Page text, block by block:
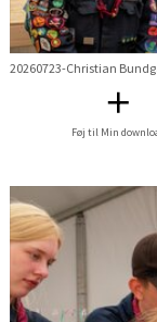
20260723-Christian
Føj til Min